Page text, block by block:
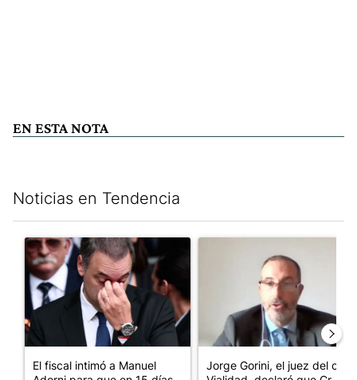
EN ESTA NOTA
Noticias en Tendencia
Un artículo de tendencia con el título "El fiscal intimó a
El fiscal intimó a Manuel
Jorge Gorini, el juez del caso